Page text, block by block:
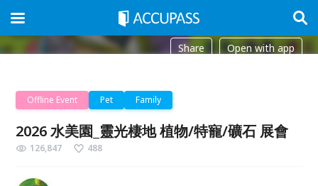
Share Open with app
Offline Event Pet Family
2026 水美園_靈光棲地 植物/特寵/礦石 展會
126,847 488